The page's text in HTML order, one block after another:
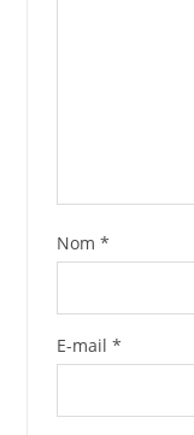
Nom *
E-mail *